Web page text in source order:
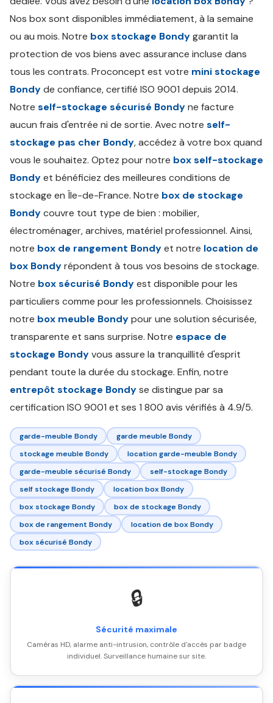
Nos box sont disponibles immédiatement, à la semaine
ou au mois. Notre box stockage Bondygarantit la
protection de vos biens avec assurance incluse dans
tous les contrats. Proconcept est votre mini stockage
Bondyde confiance, certifié ISO 9001 depuis 2014.
Notre self-stockage sécurisé Bondyne facture
aucun frais d'entrée ni de sortie. Avec notre self-
stockage pas cher Bondy, accédez à votre box quand
vous le souhaitez. Optez pour notre box self-stockage
Bondyet bénéficiez des meilleures conditions de
stockage en Île-de-France. Notre box de stockage
Bondycouvre tout type de bien : mobilier,
électroménager, archives, matériel professionnel. Ainsi,
notre box de rangement Bondyet notre location de
box Bondyrépondent à tous vos besoins de stockage.
Notre box sécurisé Bondyest disponible pour les
particuliers comme pour les professionnels. Choisissez
notre box meuble Bondypour une solution sécurisée,
transparente et sans surprise. Notre espace de
stockage Bondyvous assure la tranquillité d'esprit
pendant toute la durée du stockage. Enfin, notre
entrepôt stockage Bondyse distingue par sa
certification ISO 9001 et ses 1 800 avis vérifiés à 4.9/5.
garde-meuble Bondy
garde meuble Bondy
stockage meuble Bondy
location garde-meuble Bondy
garde-meuble sécurisé Bondy
self-stockage Bondy
self stockage Bondy
location box Bondy
box stockage Bondy
box de stockage Bondy
box de rangement Bondy
location de box Bondy
box sécurisé Bondy
🔒
Sécurité maximale
Caméras HD, alarme anti-intrusion, contrôle d'accès par badge
individuel. Surveillance humaine sur site.